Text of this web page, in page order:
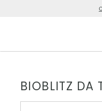
BIOBLITZ DA